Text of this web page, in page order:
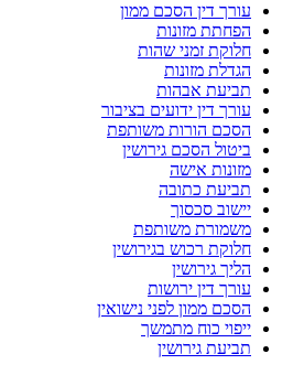
עורך דין הסכם ממון
הפחתת מזונות
חלוקת זמני שהות
הגדלת מזונות
תביעת אבהות
עורך דין ידועים בציבור
הסכם הורות משותפת
ביטול הסכם גירושין
מזונות אישה
תביעת כתובה
יישוב סכסוך
משמורת משותפת
חלוקת רכוש בגירושין
הליך גירושין
עורך דין ירושות
הסכם ממון לפני נישואין
ייפוי כוח מתמשך
תביעת גירושין